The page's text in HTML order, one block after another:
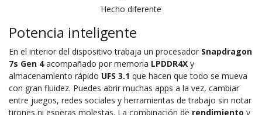
Hecho diferente
Potencia inteligente
En el interior del dispositivo trabaja un procesador Snapdragon
7s Gen 4acompañado por memoria LPDDR4X y
almacenamiento rápido UFS 3.1 que hacen que todo se mueva
con gran fluidez. Puedes abrir muchas apps a la vez, cambiar
entre juegos, redes sociales y herramientas de trabajo sin notar
tirones ni esperas molestas. La combinación de rendimiento y